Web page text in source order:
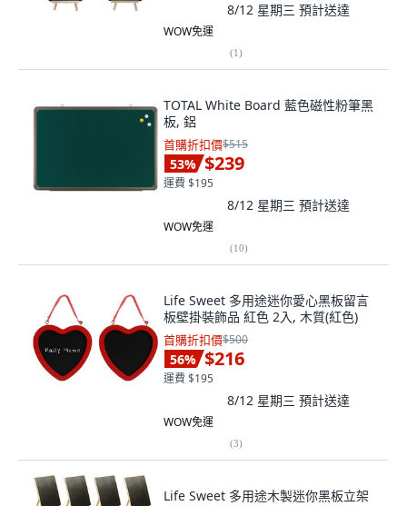
8/12 星期三 預計送達
WOW免運
(1)
TOTAL White Board 藍色磁性粉筆黑
板, 鋁
首購折扣價$515
53% $239
運費 $195
8/12 星期三 預計送達
WOW免運
(10)
Life Sweet 多用途迷你愛心黑板留言
板壁掛裝飾品 紅色 2入, 木質(紅色)
首購折扣價$500
56% $216
運費 $195
8/12 星期三 預計送達
WOW免運
(3)
Life Sweet 多用途木製迷你黑板立架